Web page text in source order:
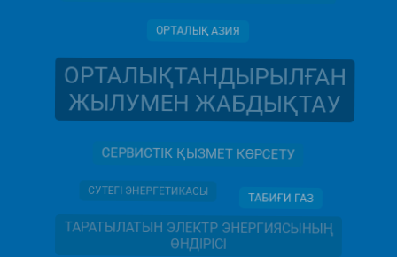
ОРТАЛЫҚ АЗИЯ
ОРТАЛЫҚТАНДЫРЫЛҒАН
ЖЫЛУМЕН ЖАБДЫҚТАУ
СЕРВИСТІК ҚЫЗМЕТ КӨРСЕТУ
СУТЕГІ ЭНЕРГЕТИКАСЫ
ТАБИҒИ ГАЗ
ТАРАТЫЛАТЫН ЭЛЕКТР ЭНЕРГИЯСЫНЫҢ
ӨНДІРІСІ